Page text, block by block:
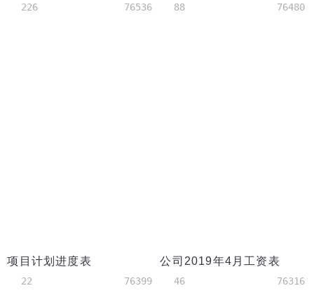
226 76536 88 76480
项目计划进度表
22 76399
公司2019年4月工资表
46 76316